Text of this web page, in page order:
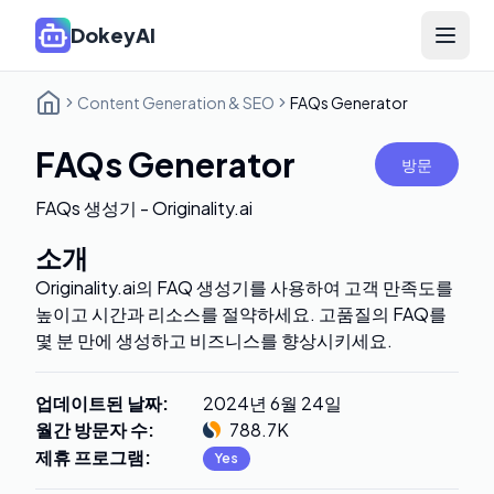
DokeyAI Open
Content Generation & SEO FAQs Generator
FAQs Generator 방문
FAQs 생성기 - Originality.ai
소개
Originality.ai의 FAQ 생성기를 사용하여 고객 만족도를
높이고 시간과 리소스를 절약하세요. 고품질의 FAQ를
몇 분 만에 생성하고 비즈니스를 향상시키세요.
업데이트된 날짜:
2024년 6월 24일
월간 방문자 수:
788.7K
제휴 프로그램: Yes